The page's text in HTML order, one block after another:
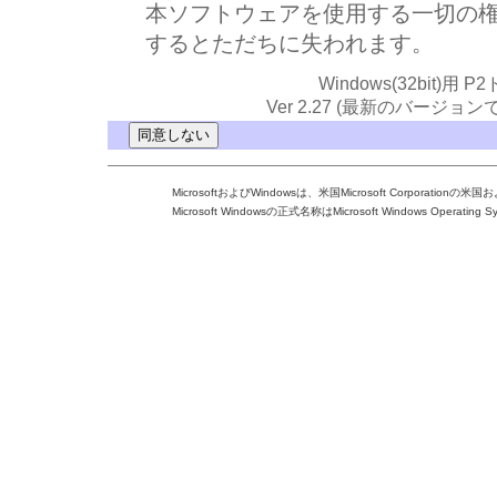
本ソフトウェアを使用する一切の
するとただちに失われます。
Windows(32bit)用 P2
Ver 2.27 (最新のバージョン
MicrosoftおよびWindowsは、米国Microsoft Corporationの米国
Microsoft Windowsの正式名称はMicrosoft Windows Operating